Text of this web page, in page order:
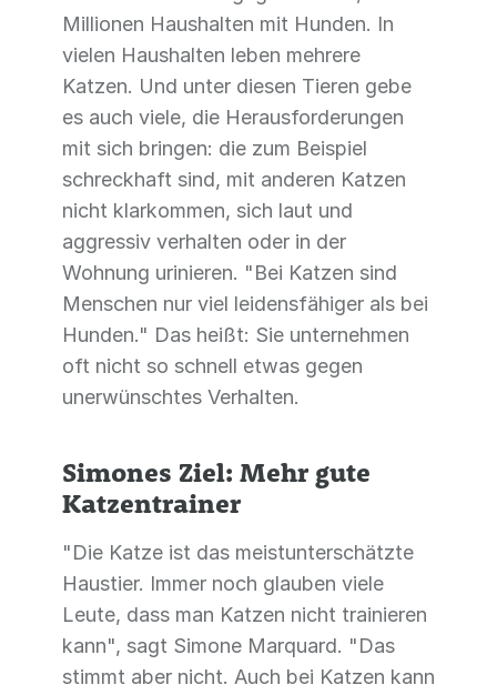
Millionen Haushalten mit Hunden. In
vielen Haushalten leben mehrere
Katzen. Und unter diesen Tieren gebe
es auch viele, die Herausforderungen
mit sich bringen: die zum Beispiel
schreckhaft sind, mit anderen Katzen
nicht klarkommen, sich laut und
aggressiv verhalten oder in der
Wohnung urinieren. "Bei Katzen sind
Menschen nur viel leidensfähiger als bei
Hunden." Das heißt: Sie unternehmen
oft nicht so schnell etwas gegen
unerwünschtes Verhalten.
Simones Ziel: Mehr gute
Katzentrainer
"Die Katze ist das meistunterschätzte
Haustier. Immer noch glauben viele
Leute, dass man Katzen nicht trainieren
kann", sagt Simone Marquard. "Das
stimmt aber nicht. Auch bei Katzen kann